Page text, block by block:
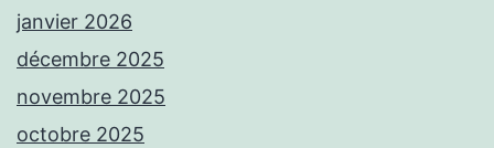
janvier 2026
décembre 2025
novembre 2025
octobre 2025